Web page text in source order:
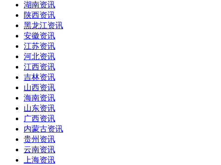
湖南资讯
陕西资讯
黑龙江资讯
安徽资讯
江苏资讯
河北资讯
江西资讯
吉林资讯
山西资讯
海南资讯
山东资讯
广西资讯
内蒙古资讯
贵州资讯
云南资讯
上海资讯